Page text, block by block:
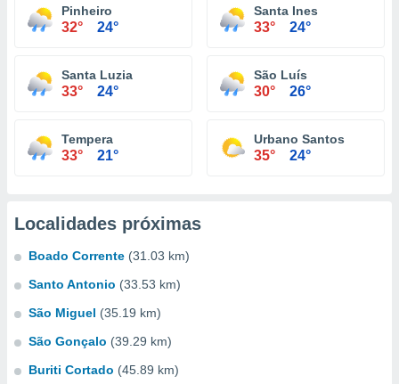
Pinheiro
32° 24°
Santa Ines
33° 24°
Santa Luzia
33° 24°
São Luís
30° 26°
Tempera
33° 21°
Urbano Santos
35° 24°
Localidades próximas
Boado Corrente (31.03 km)
Santo Antonio (33.53 km)
São Miguel (35.19 km)
São Gonçalo (39.29 km)
Buriti Cortado (45.89 km)